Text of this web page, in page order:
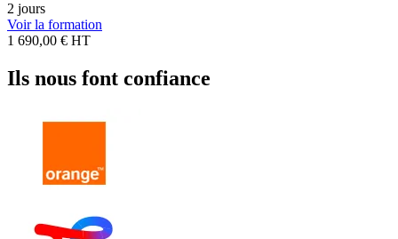
2 jours
Voir la formation
1 690,00 € HT
Ils nous font confiance